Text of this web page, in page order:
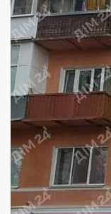
Квартира з видом
Кімнат:
3
Площа:
80
кв.м.
Купити
64000 $